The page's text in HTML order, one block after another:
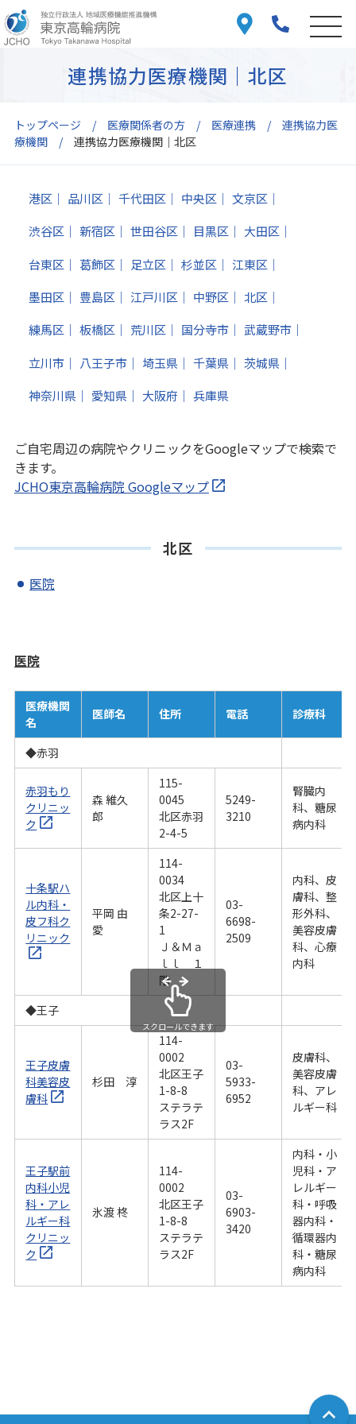
トップページ 医療関係者の方 医療連携
連携協力医
療機関
連携協力医療機関｜北区
連携協力医療機関｜北区
港区 品川区 千代田区 中央区
文京区
渋谷区
新宿区 世田谷区 目黒区
大田区
台東区
葛飾区 足立区 杉並区
江東区
墨田区
豊島区 江戸川区 中野区
北区
練馬区
板橋区 荒川区 国分寺市
武蔵野市
立川市
八王子市 埼玉県 千葉県
茨城県
神奈川県
愛知県 大阪府 兵庫県
ご自宅周辺の病院やクリニックをGoogleマップで検索で
きます。
JCHO東京高輪病院 Googleマップ
北区
医院
医院
医療機関
名
医師名 住所 電話 診療科
◆赤羽
赤羽もり
クリニッ
ク
森 維久
郎
115-
0045
北区赤羽
2-4-5
5249-
3210
腎臓内
科、糖尿
病内科
十条駅ハ
ル内科・
皮フ科ク
リニック
平岡 由
愛
114-
0034
北区上十
条2-27-
1
Ｊ＆Ｍａ
ｌｌ １
階
03-
6698-
2509
内科、皮
膚科、整
形外科、
美容皮膚
科、心療
内科
◆王子
王子皮膚
科美容皮
膚科
杉田 淳
114-
0002
北区王子
1-8-8
ステラテ
ラス2F
03-
5933-
6952
皮膚科、
美容皮膚
科、アレ
ルギー科
王子駅前
内科小児
科・アレ
ルギー科
クリニッ
ク
氷渡 柊
114-
0002
北区王子
1-8-8
ステラテ
ラス2F
03-
6903-
3420
内科・小
児科・ア
レルギー
科・呼吸
器内科・
循環器内
科・糖尿
病内科
スクロールできます